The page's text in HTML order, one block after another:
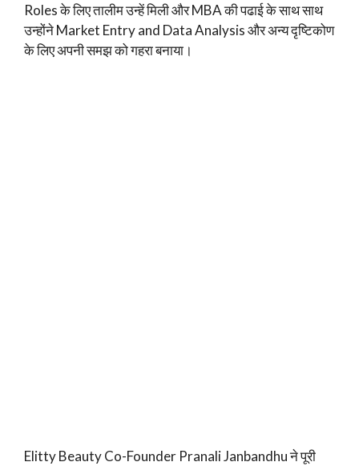
Roles के लिए तालीम उन्हें मिली और MBA की पढाई के साथ साथ
उन्होंने Market Entry and Data Analysis और अन्य दृष्टिकोण
के लिए अपनी समझ को गहरा बनाया।
Elitty Beauty Co-Founder Pranali Janbandhu ने पूरी